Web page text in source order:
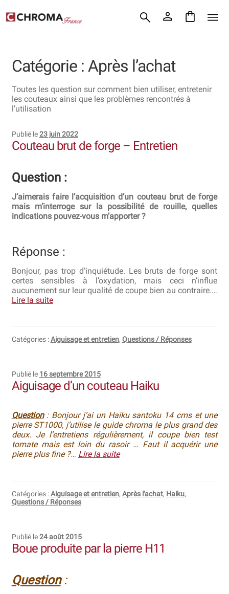
Aller
Aller
Chroma France
Commande
Conditions Générales de Vente
Demande de devis
Frais de port
Hall of Fame
Ma sélection
Mentions légales
Partenaires
Politique de confidentialité
Politique en matière de remboursements et de retours
Questions / Réponses
Questions-Réponses?
Revue de presse
Thank you for booking
Tous les articles
Catégorie : Après l’achat
Toutes les question sur comment bien utiliser, entretenir
les couteaux ainsi que les problèmes rencontrés à
l’utilisation
Publié le23 juin 2022
Couteau brut de forge – Entretien
Question :
J’aimerais faire l’acquisition d’un couteau brut de forge
mais m’interroge sur la possibilité de rouille, quelles
indications pouvez-vous m’apporter ?
Réponse :
Bonjour, pas trop d’inquiétude. Les bruts de forge sont
certes sensibles à l’oxydation, mais ceci n’influe
aucunement sur leur qualité de coupe bien au contraire.…
Lire la suite
Catégories :Aiguisage et entretien, Questions / Réponses
Publié le 16 septembre 2015
Aiguisage d’un couteau Haiku
Question : Bonjour j’ai un Haiku santoku 14 cms et une
pierre ST1000, j’utilise le guide chroma le plus grand des
deux. Je l’entretiens régulièrement, il coupe bien test
tomate mais est loin du rasoir … Faut il acquérir une
pierre plus fine ?… Lire la suite
Catégories :Aiguisage et entretien, Après l'achat, Haiku,
Questions / Réponses
Publié le24 août 2015
Boue produite par la pierre H11
Question :